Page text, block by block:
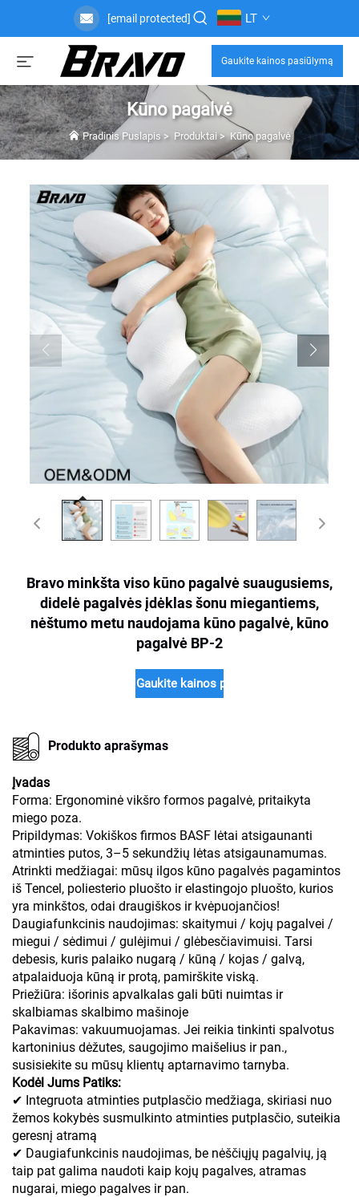
[email protected] LT
Gaukite kainos pasiūlymą
Kūno pagalvė
Pradinis Puslapis > Produktai>Kūno pagalvė
Bravo minkšta viso kūno pagalvė suaugusiems,
didelė pagalvės įdėklas šonu miegantiems,
nėštumo metu naudojama kūno pagalvė, kūno
pagalvė BP-2
Gaukite kainos pasiūlymą
Produkto aprašymas
Įvadas
Forma: Ergonominė vikšro formos pagalvė, pritaikyta
miego poza.
Pripildymas: Vokiškos firmos BASF lėtai atsigaunanti
atminties putos, 3–5 sekundžių lėtas atsigaunamumas.
Atrinkti medžiagai: mūsų ilgos kūno pagalvės pagamintos
iš Tencel, poliesterio pluošto ir elastingojo pluošto, kurios
yra minkštos, odai draugiškos ir kvėpuojančios!
Daugiafunkcinis naudojimas: skaitymui / kojų pagalvei /
miegui / sėdimui / gulėjimui / glėbesčiavimuisi. Tarsi
debesis, kuris palaiko nugarą / kūną / kojas / galvą,
atpalaiduoja kūną ir protą, pamirškite viską.
Priežiūra: išorinis apvalkalas gali būti nuimtas ir
skalbiamas skalbimo mašinoje
Pakavimas: vakuumuojamas. Jei reikia tinkinti spalvotus
kartoninius dėžutes, saugojimo maišelius ir pan.,
susisiekite su mūsų klientų aptarnavimo tarnyba.
Kodėl Jums Patiks:
✔ Integruota atminties putplasčio medžiaga, skiriasi nuo
žemos kokybės susmulkinto atminties putplasčio, suteikia
geresnį atramą
✔ Daugiafunkcinis naudojimas, be nėščiųjų pagalvių, ją
taip pat galima naudoti kaip kojų pagalves, atramas
nugarai, miego pagalves ir pan.